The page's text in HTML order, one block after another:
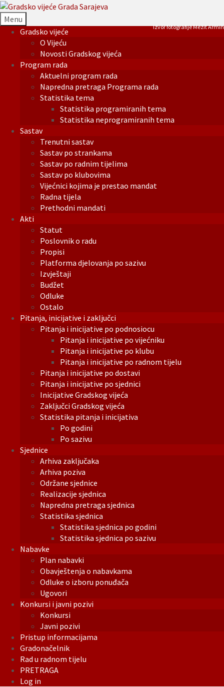
Menu
Gradsko vijeće
O Vijeću
Novosti Gradskog vijeća
Program rada
Aktuelni program rada
Napredna pretraga Programa rada
Statistika tema
Statistika programiranih tema
Statistika neprogramiranih tema
Sastav
Trenutni sastav
Sastav po strankama
Sastav po radnim tijelima
Sastav po klubovima
Vijećnici kojima je prestao mandat
Radna tijela
Prethodni mandati
Akti
Statut
Poslovnik o radu
Propisi
Platforma djelovanja po sazivu
Izvještaji
Budžet
Odluke
Ostalo
Pitanja, inicijative i zaključci
Pitanja i inicijative po podnosiocu
Pitanja i inicijative po vijećniku
Pitanja i inicijative po klubu
Pitanja i inicijative po radnom tijelu
Pitanja i inicijative po dostavi
Pitanja i inicijative po sjednici
Inicijative Gradskog vijeća
Zaključci Gradskog vijeća
Statistika pitanja i inicijativa
Po godini
Po sazivu
Sjednice
Arhiva zaključaka
Arhiva poziva
Održane sjednice
Realizacije sjednica
Napredna pretraga sjednica
Statistika sjednica
Statistika sjednica po godini
Statistika sjednica po sazivu
Nabavke
Plan nabavki
Obavještenja o nabavkama
Odluke o izboru ponuđača
Ugovori
Konkursi i javni pozivi
Konkursi
Javni pozivi
Pristup informacijama
Gradonačelnik
Rad u radnom tijelu
PRETRAGA
Log in
Izvor fotografije Mezit Armin